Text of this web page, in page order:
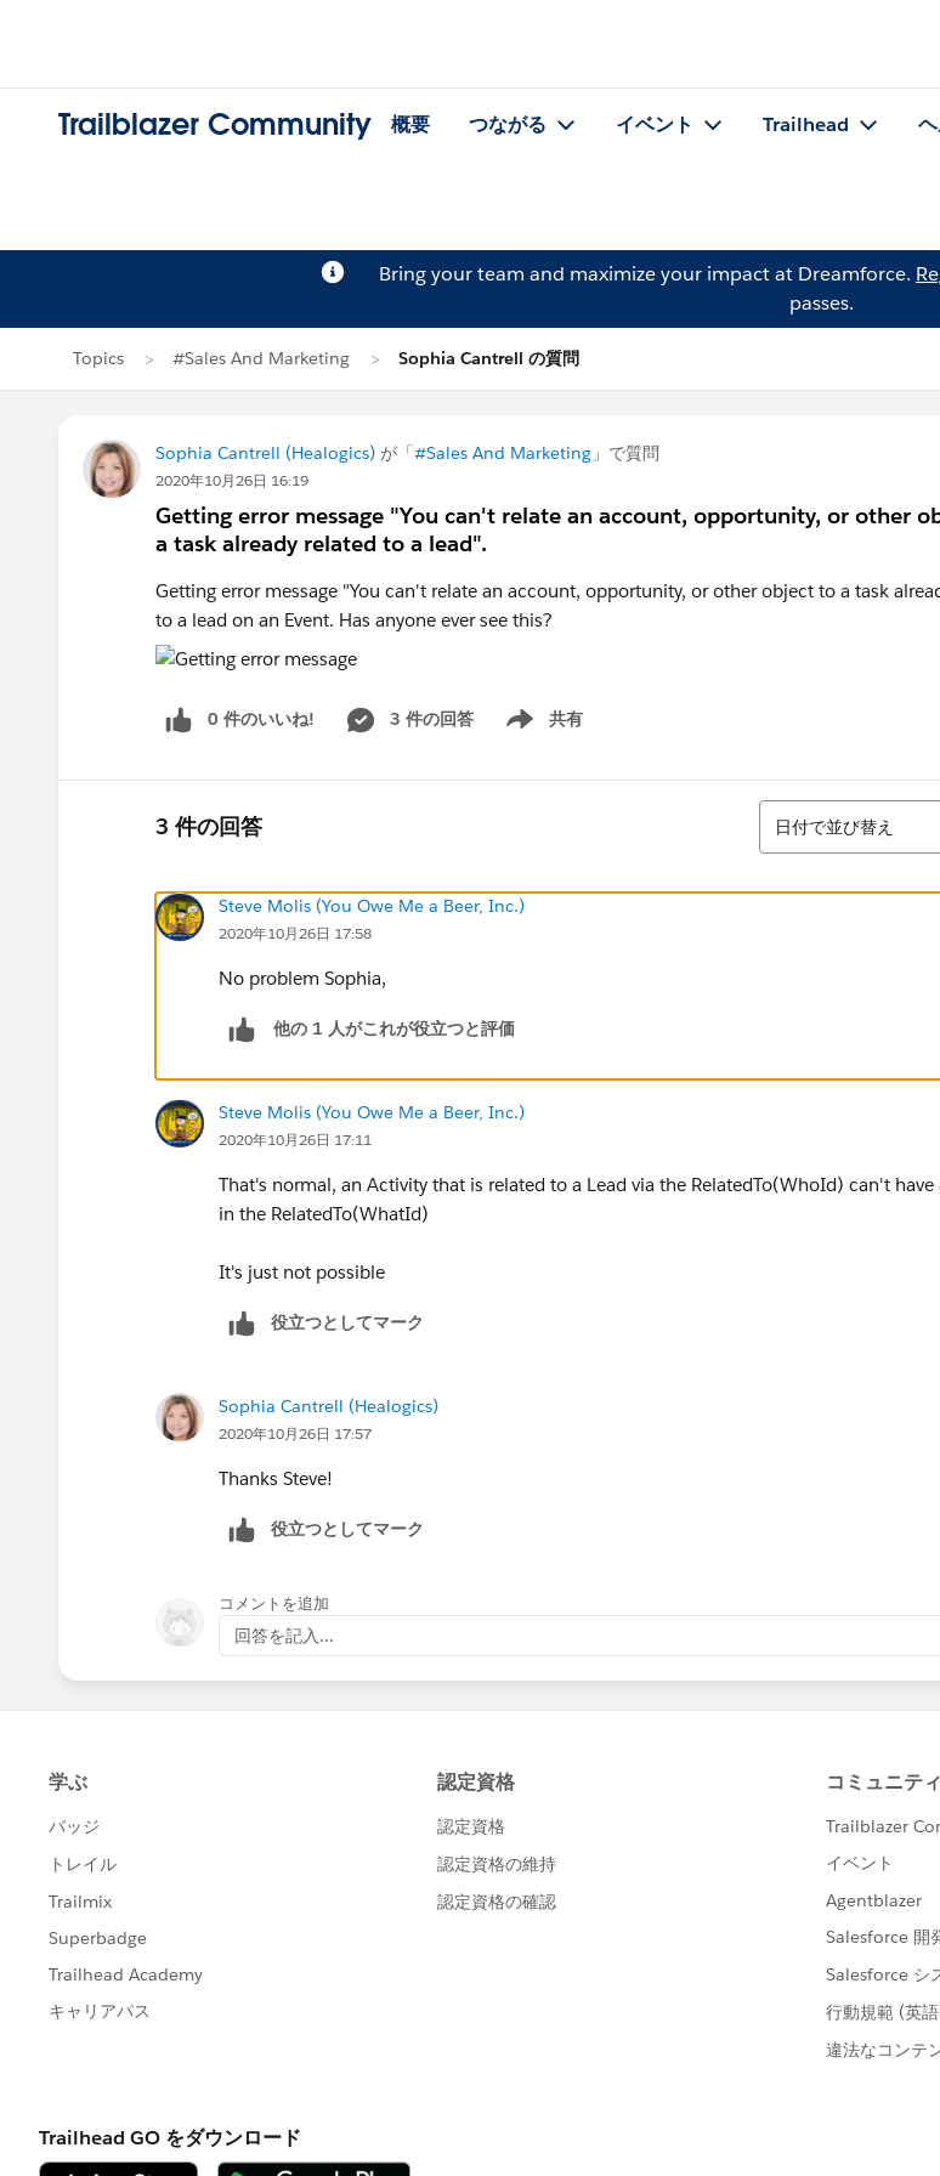
Trailblazer Community 概要 つながる イベント Trailhead
Bring your team and maximize your impact at Dreamforce.
passes.
Topics #Sales And Marketing Sophia Cantrell の質問
Sophia Cantrell (Healogics) が「#Sales And Marketing 」で質問
2020年10月26日 16:19
Getting error message "You can't relate an account, opportunity, or other
a task already related to a lead".
Getting error message "You can't relate an account, opportunity, or other object to a task
to a lead on an Event. Has anyone ever see this?
0 件のいいね! 3 件の回答 共有
Show menu
3 件の回答
並び替え
日付で並び替え
Steve Molis (You Owe Me a Beer, Inc.)
2020年10月26日 17:58
No problem Sophia,
他の 1 人がこれが役立つと評価
Steve Molis (You Owe Me a Beer, Inc.)
2020年10月26日 17:11
That's normal, an Activity that is related to a Lead via the RelatedTo(WhoId) can't have
in the RelatedTo(WhatId)
It's just not possible
役立つとしてマーク
Sophia Cantrell (Healogics)
2020年10月26日 17:57
Thanks Steve!
役立つとしてマーク
コメントを追加
回答を記入...